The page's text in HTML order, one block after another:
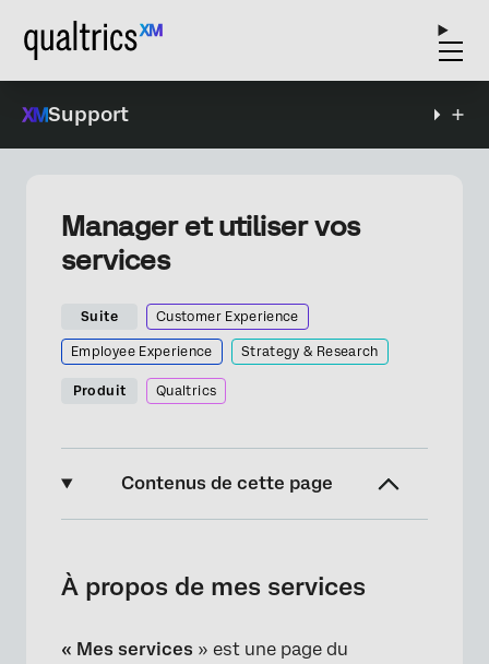
Support
Manager et utiliser vos
services
Suite Customer Experience
Employee Experience Strategy & Research
Produit Qualtrics
Contenus de cette page
Accéder à « Mes services »
Package
À propos de mes services
« Mes services » est une page du